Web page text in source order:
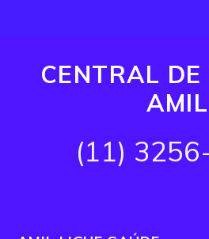
CENTRAL
AMIL
(11)